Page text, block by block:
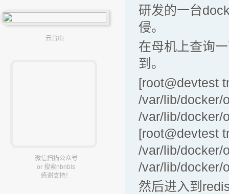
云台山
微信扫描公众号
or 搜索nbnbls
感谢支持！
研发的一台
侵。
在母机上查询
到。
[root@devtest
/var/lib/docker/
/var/lib/docker/
[root@devtest
/var/lib/docker/
/var/lib/docker/
然后进入到